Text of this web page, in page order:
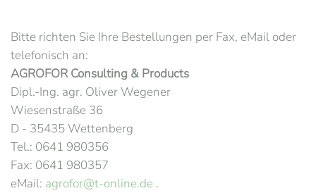
Bitte richten Sie Ihre Bestellungen per Fax, eMail oder
telefonisch an:
AGROFOR Consulting & Products
Dipl.-Ing. agr. Oliver Wegener
Wiesenstraße 36
D - 35435 Wettenberg
Tel.: 0641 980356
Fax: 0641 980357
eMail: agrofor@t-online.de .